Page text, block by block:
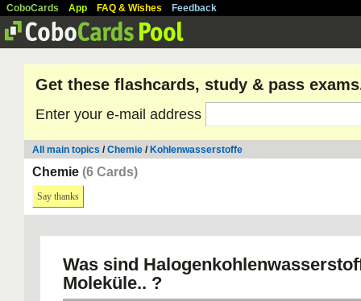
CoboCards App FAQ & Wishes Feedback
Get these flashcards, study & pass
Enter your e-mail address
All main topics /Chemie / Kohlenwasserstoffe
Chemie (6 Cards)
Say thanks
Was sind
Moleküle.. ?